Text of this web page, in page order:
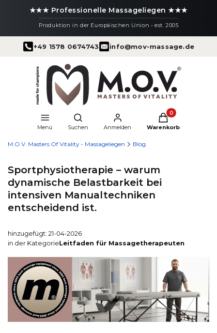
★★★ Professionelle Massageliegen ★★★
Produktion in der Europäischen Union • est. 2005
+49 1578 0674743 info@mov-massage.de
Menü
Suchmaschine öffnen
Suchen Anmelden
Produkte im
Warenkorb
M.O.V. Masters Of Vitality - Massageliegen Blog
Sportphysiotherapie – warum
dynamische Belastbarkeit bei
intensiven Manualtechniken
entscheidend ist.
hinzugefügt: 21-04-2026
in der KategorieLeitfaden für Massagetherapeuten